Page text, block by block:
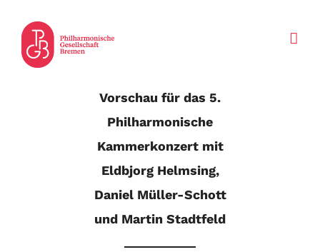
Inhalt
springen
Vorschau für das 5.
Philharmonische
Kammerkonzert mit
Eldbjorg Helmsing,
Daniel Müller-Schott
und Martin Stadtfeld